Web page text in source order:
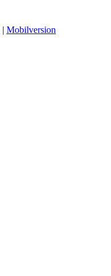
| Mobilversion